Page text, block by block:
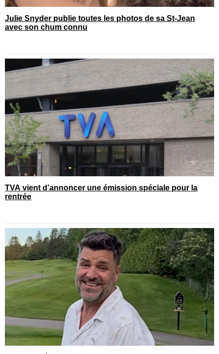
Julie Snyder publie toutes les photos de sa St-Jean
avec son chum connu
TVA vient d’annoncer une émission spéciale pour la
rentrée